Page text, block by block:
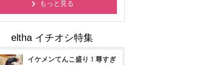
もっと見る
イケメンてんこ盛り！尊すぎ